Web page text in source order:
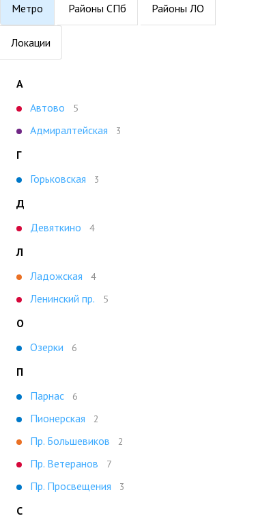
Метро Районы СПб Районы ЛО
Локации
А
Автово
5
Адмиралтейская 3
Г
Горьковская
3
Д
Девяткино
4
Л
Ладожская
4
Ленинский пр. 5
О
Озерки
6
П
Парнас
6
Пионерская 2
Пр. Большевиков 2
Пр. Ветеранов 7
Пр. Просвещения 3
С